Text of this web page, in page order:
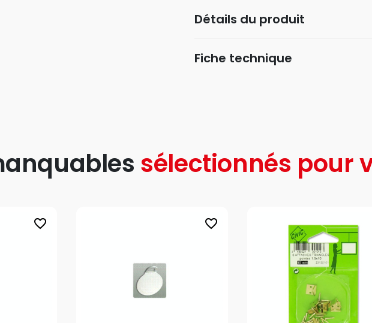
Détails du produit
Fiche technique
sélectionnés pour
favorite_border favorite_border